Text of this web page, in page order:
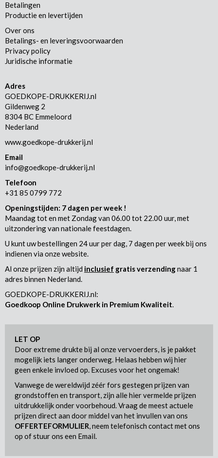
Betalingen
Productie en levertijden
Over ons
Betalings- en leveringsvoorwaarden
Privacy policy
Juridische informatie
Adres
GOEDKOPE-DRUKKERIJ.nl
Gildenweg 2
8304 BC Emmeloord
Nederland
www.goedkope-drukkerij.nl
Email
info@goedkope-drukkerij.nl
Telefoon
+31 85 0799 772
Openingstijden: 7 dagen per week !
Maandag tot en met Zondag van 06.00 tot 22.00 uur, met
uitzondering van nationale feestdagen.
U kunt uw bestellingen 24 uur per dag, 7 dagen per week bij ons
indienen via onze website.
Al onze prijzen zijn altijd inclusief gratis verzendingnaar 1
adres binnen Nederland.
GOEDKOPE-DRUKKERIJ.nl:
Goedkoop Online Drukwerk in Premium Kwaliteit.
LET OP
Door extreme drukte bij al onze vervoerders, is je pakket
mogelijk iets langer onderweg. Helaas hebben wij hier
geen enkele invloed op. Excuses voor het ongemak!
Vanwege de wereldwijd zéér fors gestegen prijzen van
grondstoffen en transport, zijn alle hier vermelde prijzen
uitdrukkelijk onder voorbehoud. Vraag de meest actuele
prijzen direct aan door middel van het invullen van ons
OFFERTEFORMULIER, neem telefonisch contact met ons
op of stuur ons een Email.